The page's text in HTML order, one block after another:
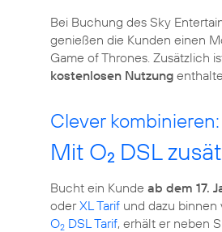
Bei Buchung des Sky
genießen die Kunden einen
Game of Thrones. Zusätzlich
kostenlosen Nutzung
Clever kombinieren:
Mit O2 DSL
Bucht ein Kunde ab dem 17.
oderXL Tarif und dazu
O2 DSL Tarif, erhält er neben